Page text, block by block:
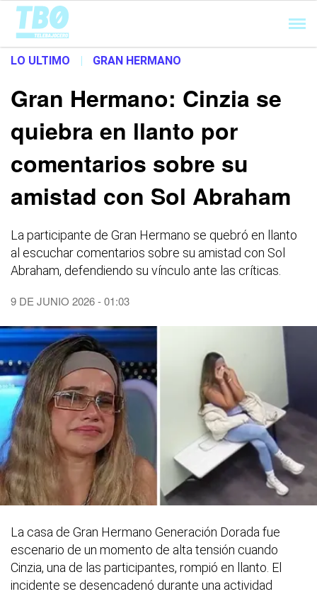
Cargando...
LO ULTIMO | GRAN HERMANO
Gran Hermano: Cinzia se
quiebra en llanto por
comentarios sobre su
amistad con Sol Abraham
La participante de Gran Hermano se quebró en llanto
al escuchar comentarios sobre su amistad con Sol
Abraham, defendiendo su vínculo ante las críticas.
9 DE JUNIO 2026 - 01:03
La casa de Gran Hermano Generación Dorada fue
escenario de un momento de alta tensión cuando
Cinzia, una de las participantes, rompió en llanto. El
incidente se desencadenó durante una actividad